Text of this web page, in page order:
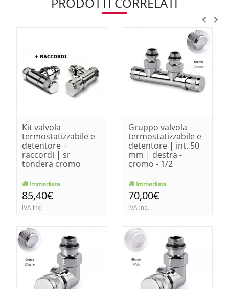
Kit valvola
termostatizzabile e
detentore +
raccordi | sr
tondera cromo
Immediata
85,40€
IVA Inc.
Gruppo valvola
termostatizzabile e
detentore | int. 50
mm | destra -
cromo - 1/2
Immediata
70,00€
IVA Inc.